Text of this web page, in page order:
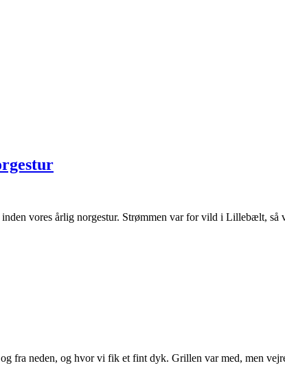
vores årlig norgestur. Strømmen var for vild i Lillebælt,
fra neden, og hvor vi fik et fint dyk. Grillen var med, men